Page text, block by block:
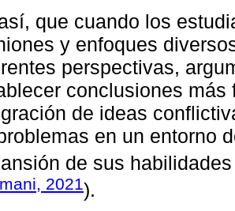
que cuando los
y enfoques
perspectivas,
conclusiones
de ideas
en un entorno
de sus
2021).